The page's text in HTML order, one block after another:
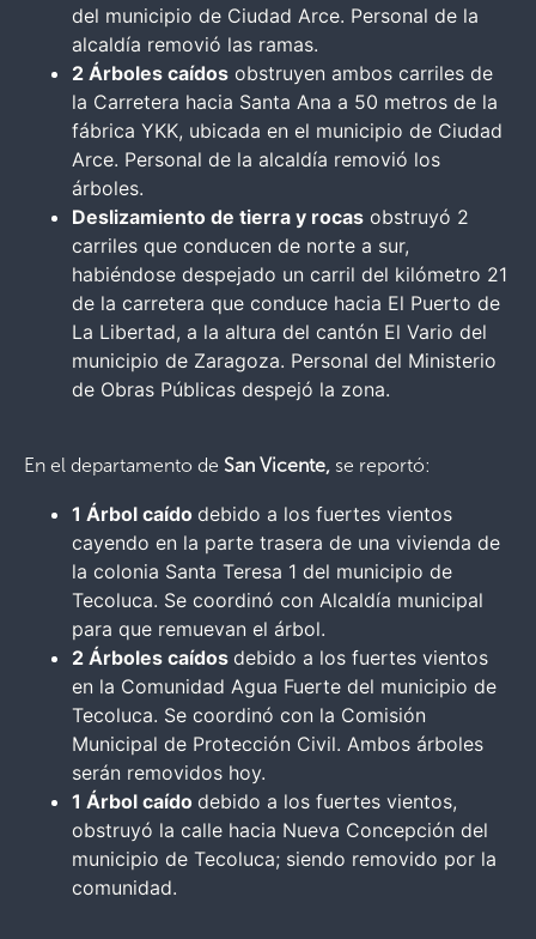
del municipio de Ciudad Arce. Personal de la
alcaldía removió las ramas.
2 Árboles caídos obstruyen ambos carriles de
la Carretera hacia Santa Ana a 50 metros de la
fábrica YKK, ubicada en el municipio de Ciudad
Arce. Personal de la alcaldía removió los
árboles.
Deslizamiento de tierra y rocas obstruyó 2
carriles que conducen de norte a sur,
habiéndose despejado un carril del kilómetro 21
de la carretera que conduce hacia El Puerto de
La Libertad, a la altura del cantón El Vario del
municipio de Zaragoza. Personal del Ministerio
de Obras Públicas despejó la zona.
En el departamento de San Vicente, se reportó:
1 Árbol caído debido a los fuertes vientos
cayendo en la parte trasera de una vivienda de
la colonia Santa Teresa 1 del municipio de
Tecoluca. Se coordinó con Alcaldía municipal
para que remuevan el árbol.
2 Árboles caídos debido a los fuertes vientos
en la Comunidad Agua Fuerte del municipio de
Tecoluca. Se coordinó con la Comisión
Municipal de Protección Civil. Ambos árboles
serán removidos hoy.
1 Árbol caído debido a los fuertes vientos,
obstruyó la calle hacia Nueva Concepción del
municipio de Tecoluca; siendo removido por la
comunidad.